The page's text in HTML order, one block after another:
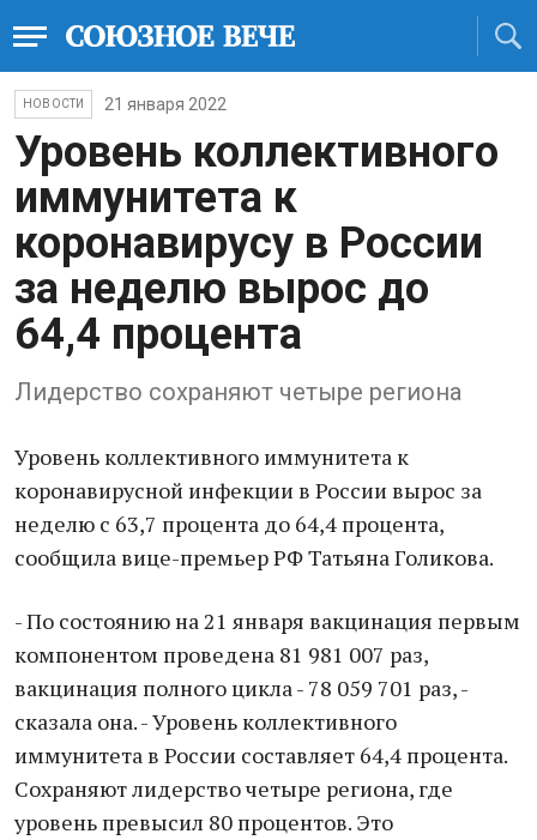
НОВОСТИ 21 января 2022
Уровень коллективного
иммунитета к
коронавирусу в России
за неделю вырос до
64,4 процента
Лидерство сохраняют четыре региона
Уровень коллективного иммунитета к
коронавирусной инфекции в России вырос за
неделю с 63,7 процента до 64,4 процента,
сообщила вице-премьер РФ Татьяна Голикова.
- По состоянию на 21 января вакцинация первым
компонентом проведена 81 981 007 раз,
вакцинация полного цикла - 78 059 701 раз, -
сказала она. - Уровень коллективного
иммунитета в России составляет 64,4 процента.
Сохраняют лидерство четыре региона, где
уровень превысил 80 процентов. Это